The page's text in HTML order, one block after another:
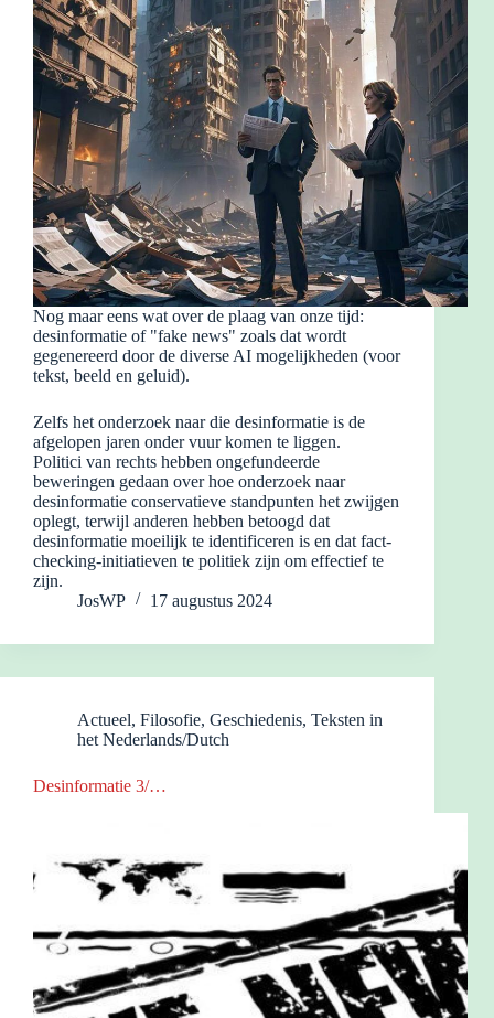
Nog maar eens wat over de plaag van onze tijd:
desinformatie of "fake news" zoals dat wordt
gegenereerd door de diverse AI mogelijkheden (voor
tekst, beeld en geluid).
Zelfs het onderzoek naar die desinformatie is de
afgelopen jaren onder vuur komen te liggen.
Politici van rechts hebben ongefundeerde
beweringen gedaan over hoe onderzoek naar
desinformatie conservatieve standpunten het zwijgen
oplegt, terwijl anderen hebben betoogd dat
desinformatie moeilijk te identificeren is en dat fact-
checking-initiatieven te politiek zijn om effectief te
zijn.
JosWP
17 augustus 2024
Actueel, Filosofie, Geschiedenis, Teksten in
het Nederlands/Dutch
Desinformatie 3/…